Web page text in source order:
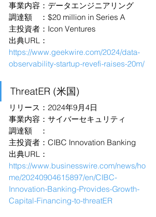
事業内容：データエンジニアリング
調達額　：$20 million in Series A
主投資者：Icon Ventures
出典URL：
https://www.geekwire.com/2024/data-
observability-startup-revefi-raises-20m/
ThreatER (米国)
リリース：2024年9月4日
事業内容：サイバーセキュリティ
調達額　：
主投資者：CIBC Innovation Banking
出典URL：
https://www.businesswire.com/news/ho
me/20240904615897/en/CIBC-
Innovation-Banking-Provides-Growth-
Capital-Financing-to-threatER